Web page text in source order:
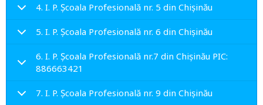
4. I. P. Școala Profesională nr. 5 din Chișinău
5. I. P. Școala Profesională nr. 6 din Chișinău
6. I. P. Școala Profesională nr.7 din Chișinău PIC:
886663421
7. I. P. Școala Profesională nr. 9 din Chișinău